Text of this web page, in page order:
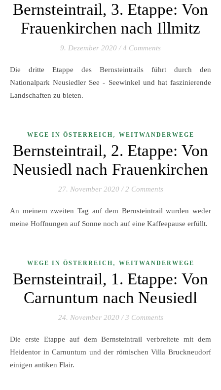
Bernsteintrail, 3. Etappe: Von
Frauenkirchen nach Illmitz
9. Dezember 2020 / 4 Comments
Die dritte Etappe des Bernsteintrails führt durch den
Nationalpark Neusiedler See - Seewinkel und hat faszinierende
Landschaften zu bieten.
WEGE IN ÖSTERREICH , WEITWANDERWEGE
Bernsteintrail, 2. Etappe: Von
Neusiedl nach Frauenkirchen
27. November 2020 / 2 Comments
An meinem zweiten Tag auf dem Bernsteintrail wurden weder
meine Hoffnungen auf Sonne noch auf eine Kaffeepause erfüllt.
WEGE IN ÖSTERREICH , WEITWANDERWEGE
Bernsteintrail, 1. Etappe: Von
Carnuntum nach Neusiedl
24. November 2020 / 3 Comments
Die erste Etappe auf dem Bernsteintrail verbreitete mit dem
Heidentor in Carnuntum und der römischen Villa Bruckneudorf
einigen antiken Flair.